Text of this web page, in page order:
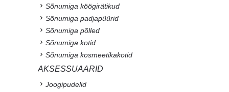
Sõnumiga köögirätikud
Sõnumiga padjapüürid
Sõnumiga põlled
Sõnumiga kotid
Sõnumiga kosmeetikakotid
AKSESSUAARID
Joogipudelid